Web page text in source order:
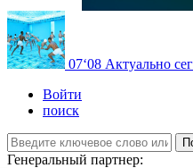
07‘08 Актуально
Войти
поиск
Генеральный партнер: